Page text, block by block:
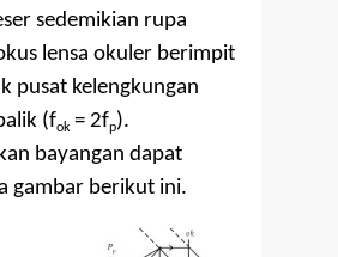
sedemikian rupa
lensa okuler berimpit
pusat kelengkungan
(fok = 2fp).
bayangan dapat
gambar berikut ini.